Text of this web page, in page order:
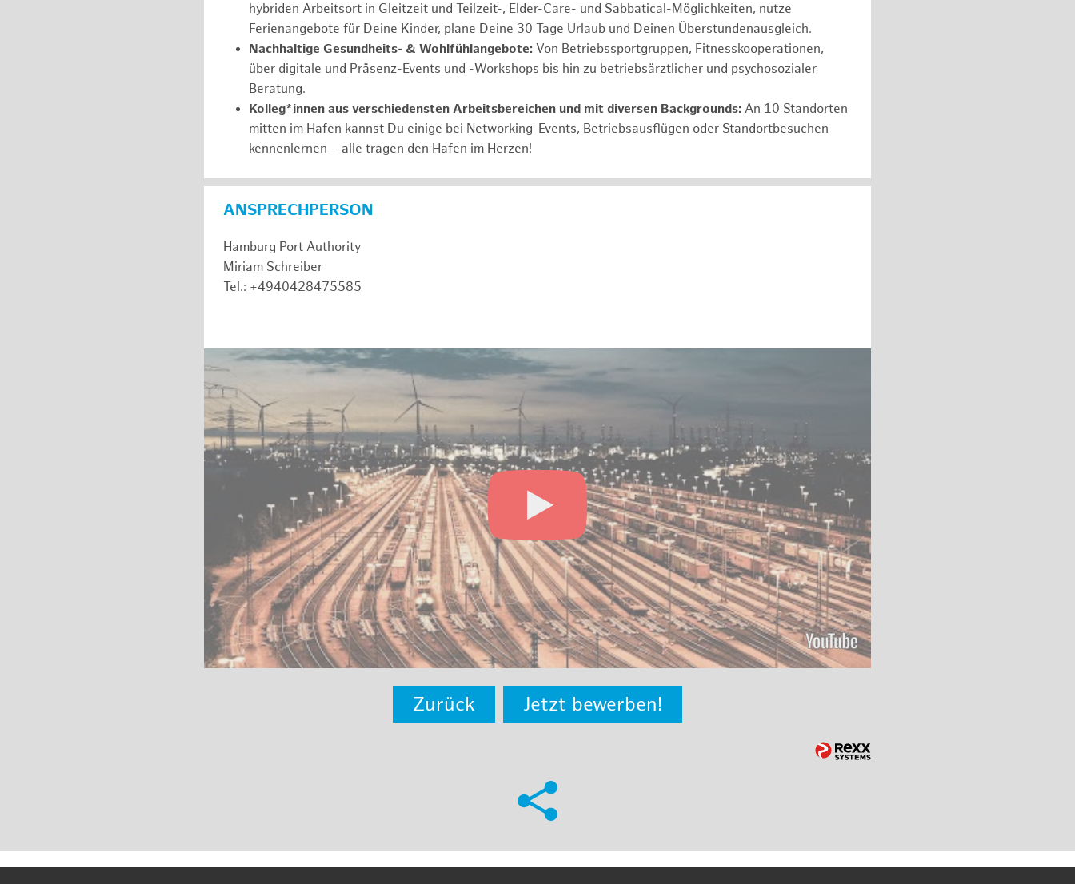
hybriden Arbeitsort in Gleitzeit und Teilzeit-, Elder-Care- und Sabbatical-Möglichkeiten, nutze
Ferienangebote für Deine Kinder, plane Deine 30 Tage Urlaub und Deinen Überstundenausgleich.
Nachhaltige Gesundheits- & Wohlfühlangebote: Von Betriebssportgruppen, Fitnesskooperationen,
über digitale und Präsenz-Events und -Workshops bis hin zu betriebsärztlicher und psychosozialer
Beratung.
Kolleg*innen aus verschiedensten Arbeitsbereichen und mit diversen Backgrounds: An 10 Standorten
mitten im Hafen kannst Du einige bei Networking-Events, Betriebsausflügen oder Standortbesuchen
kennenlernen – alle tragen den Hafen im Herzen!
ANSPRECHPERSON
Hamburg Port Authority
Miriam Schreiber
Tel.: +4940428475585
Zurück Jetzt bewerben!